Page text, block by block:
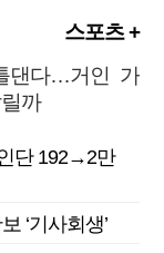
스포츠 +
댄다…거인 가
까
단 192→2만
‘기사회생’